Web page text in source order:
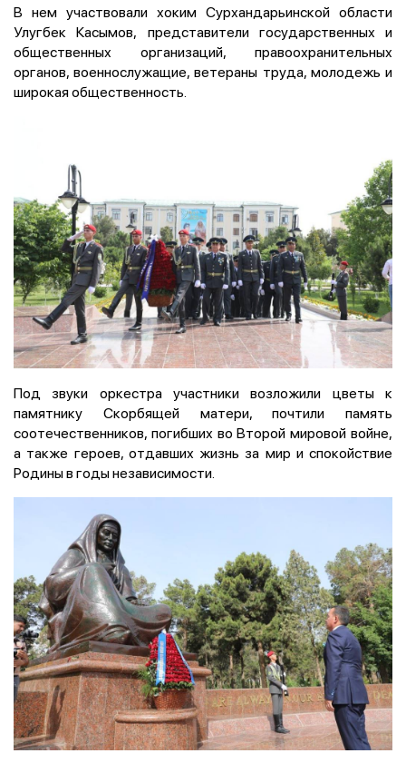
В нем участвовали хоким Сурхандарьинской области
Улугбек Касымов, представители государственных и
общественных организаций, правоохранительных
органов, военнослужащие, ветераны труда, молодежь и
широкая общественность.
Под звуки оркестра участники возложили цветы к
памятнику Скорбящей матери, почтили память
соотечественников, погибших во Второй мировой войне,
а также героев, отдавших жизнь за мир и спокойствие
Родины в годы независимости.